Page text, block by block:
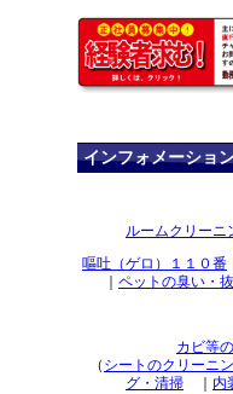
インフォメーショ
ルームクリーニ
嘔吐（ゲロ）１１０番
ペットの臭い・
カビ等
（ シートのクリーニ
グ・清掃
内